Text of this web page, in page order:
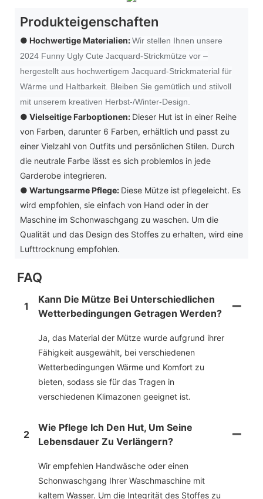
Produkteigenschaften
● Hochwertige Materialien:Wir stellen Ihnen unsere
2024 Funny Ugly Cute Jacquard-Strickmütze vor –
hergestellt aus hochwertigem Jacquard-Strickmaterial für
Wärme und Haltbarkeit. Bleiben Sie gemütlich und stilvoll
mit unserem kreativen Herbst-/Winter-Design.
● Vielseitige Farboptionen: Dieser Hut ist in einer Reihe
von Farben, darunter 6 Farben, erhältlich und passt zu
einer Vielzahl von Outfits und persönlichen Stilen. Durch
die neutrale Farbe lässt es sich problemlos in jede
Garderobe integrieren.
● Wartungsarme Pflege: Diese Mütze ist pflegeleicht. Es
wird empfohlen, sie einfach von Hand oder in der
Maschine im Schonwaschgang zu waschen. Um die
Qualität und das Design des Stoffes zu erhalten, wird eine
Lufttrocknung empfohlen.
FAQ
1
Kann Die Mütze Bei Unterschiedlichen
Wetterbedingungen Getragen Werden?
Ja, das Material der Mütze wurde aufgrund ihrer
Fähigkeit ausgewählt, bei verschiedenen
Wetterbedingungen Wärme und Komfort zu
bieten, sodass sie für das Tragen in
verschiedenen Klimazonen geeignet ist.
2
Wie Pflege Ich Den Hut, Um Seine
Lebensdauer Zu Verlängern?
Wir empfehlen Handwäsche oder einen
Schonwaschgang Ihrer Waschmaschine mit
kaltem Wasser. Um die Integrität des Stoffes zu